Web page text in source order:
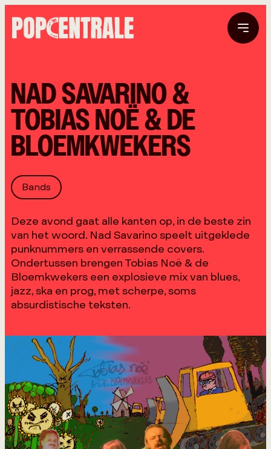
NAD SAVARINO &
TOBIAS NOË & DE
BLOEMKWEKERS
Bands
Deze avond gaat alle kanten op, in de beste zin
van het woord. Nad Savarino speelt uitgeklede
punknummers en verrassende covers.
Ondertussen brengen Tobias Noë & de
Bloemkwekers een explosieve mix van blues,
jazz, ska en prog, met scherpe, soms
absurdistische teksten.